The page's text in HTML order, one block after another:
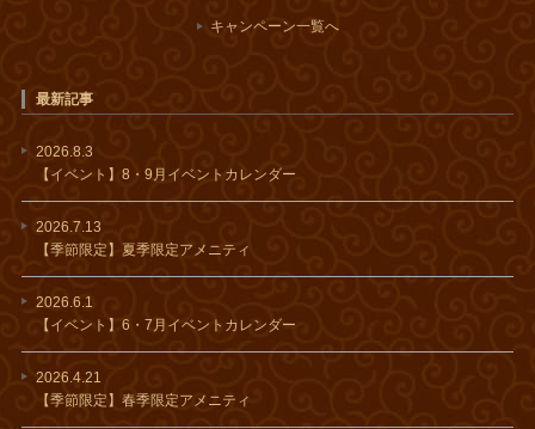
キャンペーン一覧へ
最新記事
2026.8.3
【イベント】8・9月イベントカレンダー
2026.7.13
【季節限定】夏季限定アメニティ
2026.6.1
【イベント】6・7月イベントカレンダー
2026.4.21
【季節限定】春季限定アメニティ